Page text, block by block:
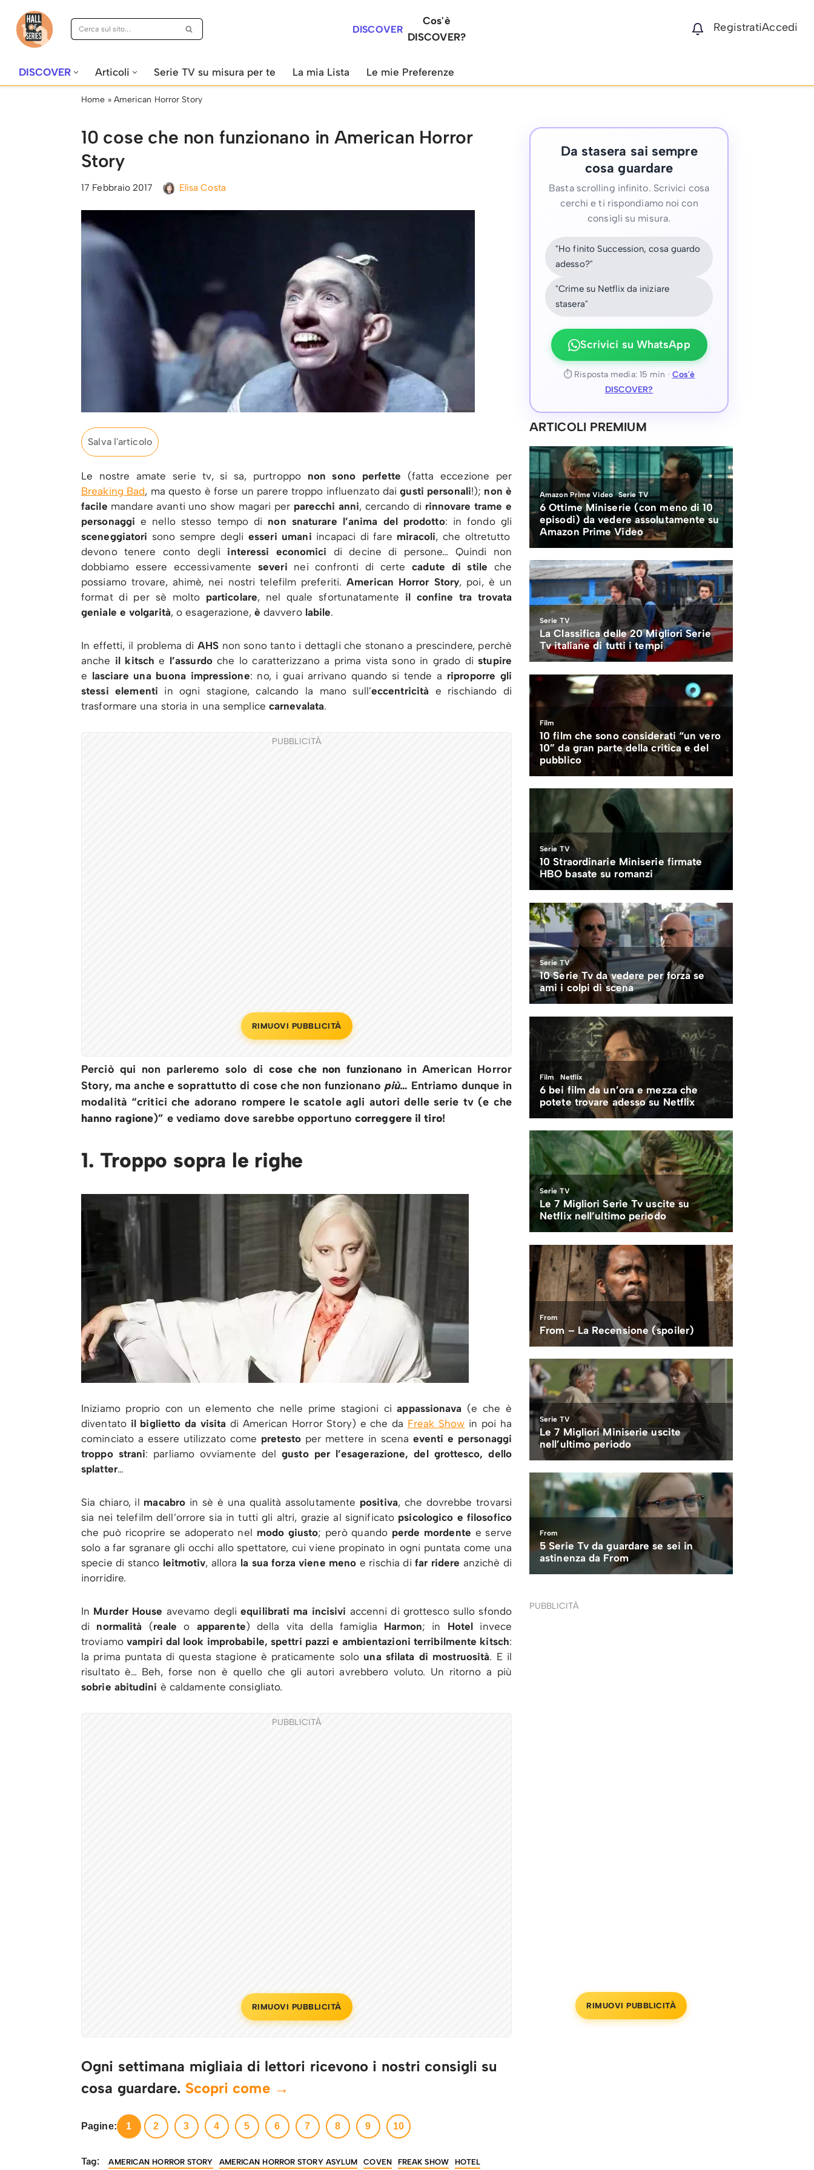
Vai
DISCOVER
Cos'è
DISCOVER?
RegistratiAccedi
DISCOVER Articoli Serie TV su misura per te La mia Lista Le mie Preferenze
Home » American Horror Story
10 cose che non funzionano in American Horror
Story
17 Febbraio 2017 Elisa Costa
Salva l'articolo
Le nostre amate serie tv, si sa, purtroppo non sono perfette (fatta eccezione per
Breaking Bad, ma questo è forse un parere troppo influenzato daigusti personali!); non è
facile mandare avanti uno show magari per parecchi anni, cercando di rinnovare trame e
personaggi e nello stesso tempo di non snaturare l’anima del prodotto: in fondo gli
sceneggiatori sono sempre degli esseri umani incapaci di fare miracoli, che oltretutto
devono tenere conto degli interessi economici di decine di persone… Quindi non
dobbiamo essere eccessivamente severi nei confronti di certecadute di stile che
possiamo trovare, ahimè, nei nostri telefilm preferiti.American Horror Story, poi, è un
format di per sè molto particolare, nel quale sfortunatamente il confine tra trovata
geniale e volgarità, o esagerazione, è davvero labile.
In effetti, il problema di AHS non sono tanto i dettagli che stonano a prescindere, perchè
anche il kitsch e l’assurdoche lo caratterizzano a prima vista sono in grado distupire
e lasciare una buona impressione: no, i guai arrivano quando si tende a riproporre gli
stessi elementi in ogni stagione, calcando la mano sull’eccentricità e rischiando di
trasformare una storia in una semplice carnevalata.
PUBBLICITÀ
RIMUOVI PUBBLICITÀ
Perciò qui non parleremo solo di cose che non funzionanoin American Horror
Story, ma anche e soprattutto di cose che non funzionano più… Entriamo dunque in
modalità “critici che adorano rompere le scatole agli autori delle serie tv (e che
hanno ragione)” e vediamo dove sarebbe opportuno correggere il tiro!
1. Troppo sopra le righe
Iniziamo proprio con un elemento che nelle prime stagioni ciappassionava (e che è
diventato il biglietto da visita di American Horror Story) e che da Freak Show in poi ha
cominciato a essere utilizzato come pretesto per mettere in scena eventi e personaggi
troppo strani: parliamo ovviamente delgusto per l’esagerazione, del grottesco, dello
splatter…
Sia chiaro, il macabro in sè è una qualità assolutamente positiva, che dovrebbe trovarsi
sia nei telefilm dell’orrore sia in tutti gli altri, grazie al significato psicologico e filosofico
che può ricoprire se adoperato nel modo giusto; però quando perde mordente e serve
solo a far sgranare gli occhi allo spettatore, cui viene propinato in ogni puntata come una
specie di stanco leitmotiv, allora la sua forza viene meno e rischia difar ridere anzichè di
inorridire.
In Murder House avevamo degliequilibrati ma incisivi accenni di grottesco sullo sfondo
di normalità (reale o apparente) della vita della famiglia Harmon; in Hotel invece
troviamo vampiri dal look improbabile, spettri pazzi e ambientazioni terribilmente kitsch:
la prima puntata di questa stagione è praticamente solo una sfilata di mostruosità. E il
risultato è… Beh, forse non è quello che gli autori avrebbero voluto. Un ritorno a più
sobrie abitudini è caldamente consigliato.
PUBBLICITÀ
RIMUOVI PUBBLICITÀ
Ogni settimana migliaia di lettori ricevono i nostri consigli su
cosa guardare. Scopri come →
Pagine: 1 2 3 4 5 6 7 8 9 10
Tag: AMERICAN HORROR STORY AMERICAN HORROR STORY ASYLUM COVEN FREAK SHOW HOTEL
Da stasera sai sempre
cosa guardare
Basta scrolling infinito. Scrivici cosa
cerchi e ti rispondiamo noi con
consigli su misura.
"Ho finito Succession, cosa guardo
adesso?"
"Crime su Netflix da iniziare
stasera"
Scrivici su WhatsApp
⏱ Risposta media: 15 min · Cos'è
DISCOVER?
ARTICOLI PREMIUM
PUBBLICITÀ
RIMUOVI PUBBLICITÀ